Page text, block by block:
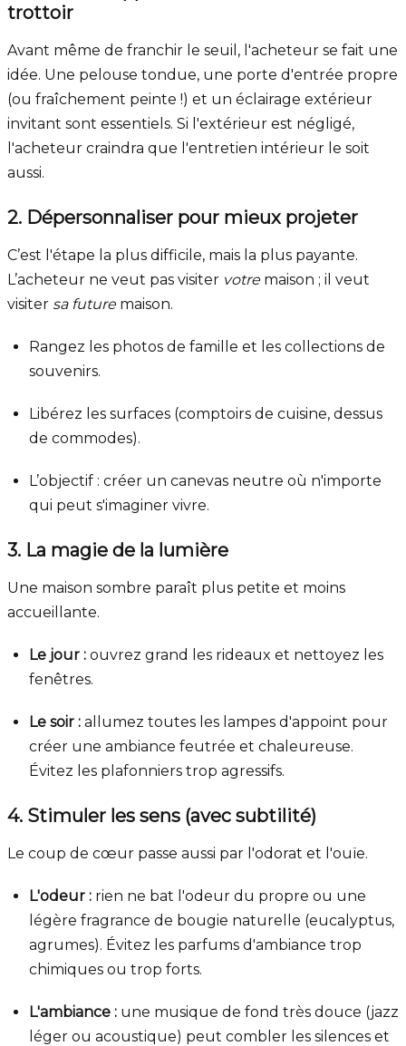
trottoir
Avant même de franchir le seuil, l'acheteur se fait une
idée. Une pelouse tondue, une porte d'entrée propre
(ou fraîchement peinte !) et un éclairage extérieur
invitant sont essentiels. Si l'extérieur est négligé,
l'acheteur craindra que l'entretien intérieur le soit
aussi.
2. Dépersonnaliser pour mieux projeter
C’est l'étape la plus difficile, mais la plus payante.
L’acheteur ne veut pas visiter votremaison ; il veut
visiter sa futuremaison.
Rangez les photos de famille et les collections de
souvenirs.
Libérez les surfaces (comptoirs de cuisine, dessus
de commodes).
L’objectif : créer un canevas neutre où n'importe
qui peut s'imaginer vivre.
3. La magie de la lumière
Une maison sombre paraît plus petite et moins
accueillante.
Le jour : ouvrez grand les rideaux et nettoyez les
fenêtres.
Le soir : allumez toutes les lampes d'appoint pour
créer une ambiance feutrée et chaleureuse.
Évitez les plafonniers trop agressifs.
4. Stimuler les sens (avec subtilité)
Le coup de cœur passe aussi par l'odorat et l'ouïe.
L'odeur : rien ne bat l'odeur du propre ou une
légère fragrance de bougie naturelle (eucalyptus,
agrumes). Évitez les parfums d'ambiance trop
chimiques ou trop forts.
L'ambiance : une musique de fond très douce (jazz
léger ou acoustique) peut combler les silences et